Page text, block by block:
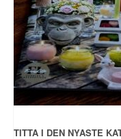
TITTA I DEN NYASTE